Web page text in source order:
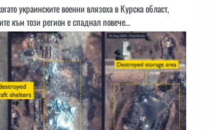
украинските военни влязоха в Курска област,
към този регион е спаднал повече…